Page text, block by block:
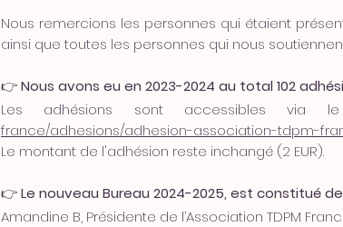
Nous remercions les personnes qui étaient
ainsi que toutes les personnes qui nous
👉Nous avons eu en 2023-2024 au total 102
Les adhésions sont accessibles
france/adhesions/adhesion-association-tdpm-
Le montant de l'adhésion reste inchangé (2 EUR).
👉Le nouveau Bureau 2024-2025, est constitué
Amandine B, Présidente de l’Association TDPM